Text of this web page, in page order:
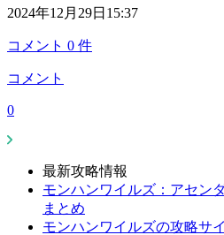
2024年12月29日15:37
コメント 0 件
コメント
0
最新攻略情報
モンハンワイルズ：アセン
まとめ
モンハンワイルズの攻略サ